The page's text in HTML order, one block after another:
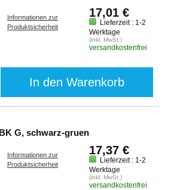
Informationen zur
Produktsicherheit
17,01 €
Lieferzeit : 1-2
Werktage
(inkl. MwSt.)
versandkostenfrei
In den Warenkorb
Farbband TZE-721 BK G, schwarz-gruen
Informationen zur
Produktsicherheit
17,37 €
Lieferzeit : 1-2
Werktage
(inkl. MwSt.)
versandkostenfrei